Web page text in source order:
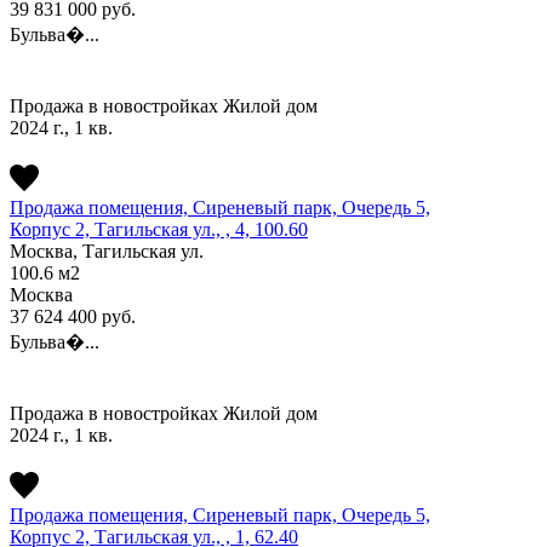
39 831 000 руб.
Бульва�...
Продажа в новостройках Жилой дом
2024 г., 1 кв.
Продажа помещения, Сиреневый парк, Очередь 5,
Корпус 2, Тагильская ул., , 4, 100.60
Москва, Тагильская ул.
100.6 м2
Москва
37 624 400 руб.
Бульва�...
Продажа в новостройках Жилой дом
2024 г., 1 кв.
Продажа помещения, Сиреневый парк, Очередь 5,
Корпус 2, Тагильская ул., , 1, 62.40